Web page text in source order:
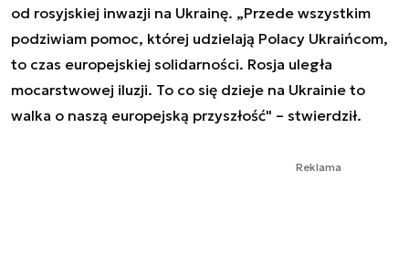
od rosyjskiej inwazji na Ukrainę. „Przede wszystkim
podziwiam pomoc, której udzielają Polacy Ukraińcom,
to czas europejskiej solidarności. Rosja uległa
mocarstwowej iluzji. To co się dzieje na Ukrainie to
walka o naszą europejską przyszłość" – stwierdził.
Reklama